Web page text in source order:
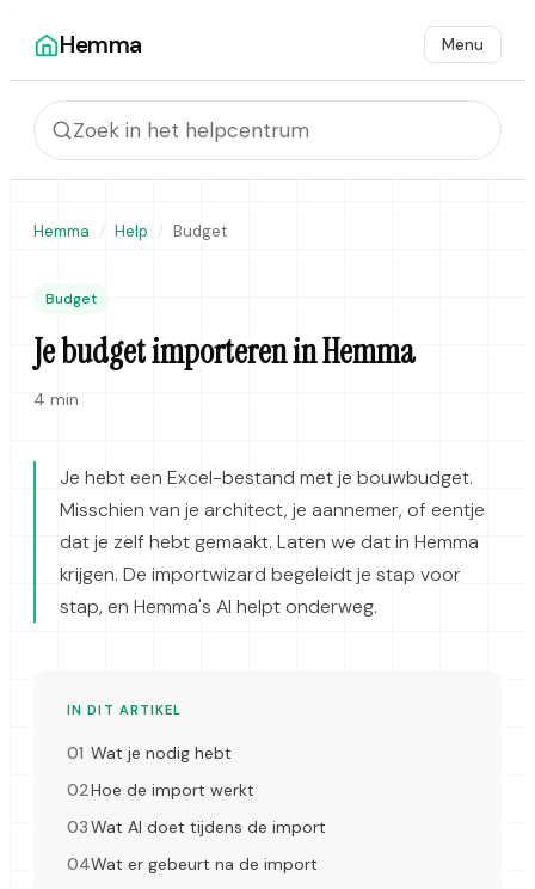
Hemma Menu
Hemma Help Budget
Budget
Je budget importeren in Hemma
4 min
Je hebt een Excel-bestand met je bouwbudget.
Misschien van je architect, je aannemer, of eentje
dat je zelf hebt gemaakt. Laten we dat in Hemma
krijgen. De importwizard begeleidt je stap voor
stap, en Hemma's AI helpt onderweg.
IN DIT ARTIKEL
Wat je nodig hebt
Hoe de import werkt
Wat AI doet tijdens de import
Wat er gebeurt na de import